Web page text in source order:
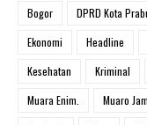
Bogor
DPRD Kota
Ekonomi
Headline
Kesehatan
Kriminal
Muara Enim.
Muaro